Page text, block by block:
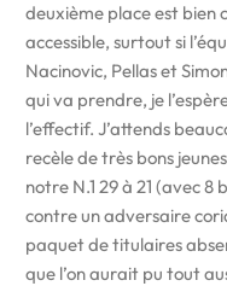
deuxième place est bien
accessible, surtout si
Nacinovic, Pellas et
qui va prendre, je
l’effectif. J’attends
recèle de très bons
notre N.1 29 à 21 (avec
contre un adversaire
paquet de titulaires
que l’on aurait pu tout